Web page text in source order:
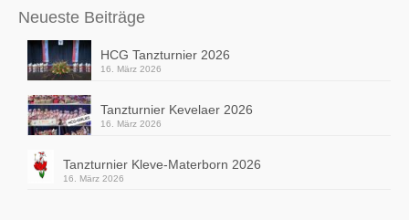
Neueste Beiträge
HCG Tanzturnier 2026
16. März 2026
Tanzturnier Kevelaer 2026
16. März 2026
Tanzturnier Kleve-Materborn 2026
16. März 2026